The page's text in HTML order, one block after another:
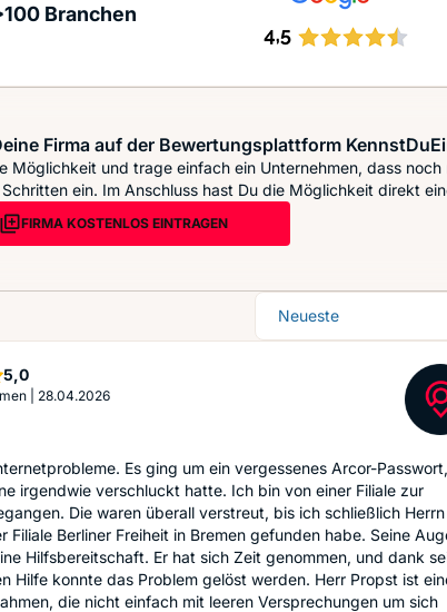
Branchen
Firma auf der Bewertungsplattform
Möglichkeit und trage einfach ein Unternehmen, dass
ein. Im Anschluss hast Du die Möglichkeit direkt
FIRMA KOSTENLOS EINTRAGEN
Sortierung
5,0Sterne
28.04.2026
Es ging um ein vergessenes Arcor-Passwort,
irgendwie verschluckt hatte. Ich bin von einer Filiale zur
Die waren überall verstreut, bis ich schließlich Herrn
Filiale Berliner Freiheit in Bremen gefunden habe. Seine
Hilfsbereitschaft. Er hat sich Zeit genommen, und dank
Hilfe konnte das Problem gelöst werden. Herr Propst ist
die nicht einfach mit leeren Versprechungen um sich